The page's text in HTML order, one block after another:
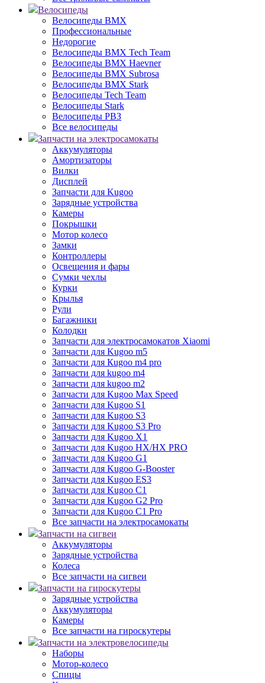
Велосипеды
Велосипеды BMX
Профессиональные
Недорогие
Велосипеды BMX Tech Team
Велосипеды BMX Haevner
Велосипеды BMX Subrosa
Велосипеды BMX Stark
Велосипеды Tech Team
Велосипеды Stark
Велосипеды РВЗ
Все велосипеды
Запчасти на электросамокаты
Аккумуляторы
Амортизаторы
Вилки
Дисплей
Запчасти для Kugoo
Зарядные устройства
Камеры
Покрышки
Мотор колесо
Замки
Контроллеры
Освещения и фары
Сумки чехлы
Курки
Крылья
Рули
Багажники
Колодки
Запчасти для электросамокатов Xiaomi
Запчасти для Kugoo m5
Запчасти для Кugoo m4 pro
Запчасти для kugoo m4
Запчасти для kugoo m2
Запчасти для Kugoo Max Speed
Запчасти для Kugoo S1
Запчасти для Kugoo S3
Запчасти для Kugoo S3 Pro
Запчасти для Kugoo X1
Запчасти для Kugoo HX/HX PRO
Запчасти для Kugoo G1
Запчасти для Kugoo G-Booster
Запчасти для Kugoo ES3
Запчасти для Kugoo C1
Запчасти для Kugoo G2 Pro
Запчасти для Kugoo C1 Pro
Все запчасти на электросамокаты
Запчасти на сигвеи
Аккумуляторы
Зарядные устройства
Колеса
Все запчасти на сигвеи
Запчасти на гироскутеры
Зарядные устройства
Аккумуляторы
Камеры
Все запчасти на гироскутеры
Запчасти на электровелосипеды
Наборы
Мотор-колесо
Спицы